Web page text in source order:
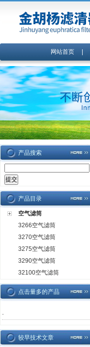
网站首页|
产品搜索
产品目录
空气滤筒
3266空气滤筒
3270空气滤筒
3275空气滤筒
3290空气滤筒
32100空气滤筒
点击量多的产品
·
较早技术文章